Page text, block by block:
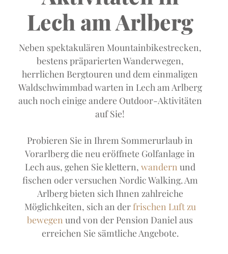
Lech am Arlberg
Neben spektakulären Mountainbikestrecken,
bestens präparierten Wanderwegen,
herrlichen Bergtouren und dem einmaligen
Waldschwimmbad warten in Lech am Arlberg
auch noch einige andere Outdoor-Aktivitäten
auf Sie!
Probieren Sie in Ihrem Sommerurlaub in
Vorarlberg die neu eröffnete Golfanlage in
Lech aus, gehen Sie klettern, wandern und
fischen oder versuchen Nordic Walking. Am
Arlberg bieten sich Ihnen zahlreiche
Möglichkeiten, sich an derfrischen Luft zu
bewegen und von der Pension Daniel aus
erreichen Sie sämtliche Angebote.